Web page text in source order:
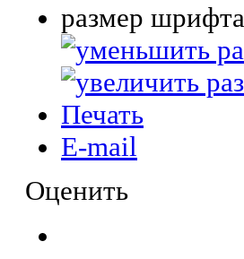
размер шрифта
Печать
E-mail
Оценить